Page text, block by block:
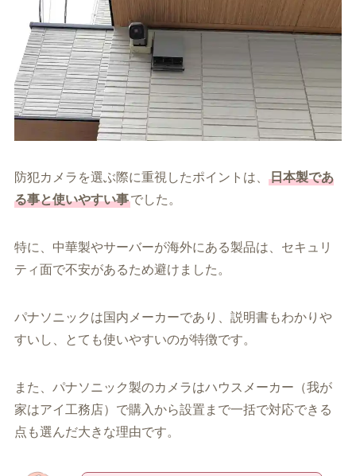
防犯カメラを選ぶ際に重視したポイントは、
日本製であ
る事と使いやすい事でした。
特に、中華製やサーバーが海外にある製品は、セキュリ
ティ面で不安があるため避けました。
パナソニックは国内メーカーであり、説明書もわかりや
すいし、とても使いやすいのが特徴です。
また、パナソニック製のカメラはハウスメーカー（我が
家はアイ工務店）で購入から設置まで一括で対応できる
点も選んだ大きな理由です。